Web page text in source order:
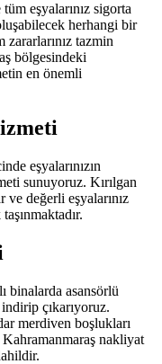
eşyalarınız sigorta
herhangi bir
zararlarınız tazmin
bölgesindeki
en önemli
eşyalarınızın
sunuyoruz. Kırılgan
değerli eşyalarınız
binalarda asansörlü
çıkarıyoruz.
merdiven boşlukları
nakliyat